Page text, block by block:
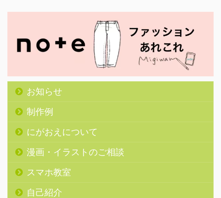
お知らせ
制作例
にがおえについて
漫画・イラストのご相談
スマホ教室
自己紹介